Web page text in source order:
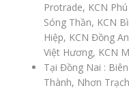
Protrade, KCN
Sóng Thần, KCN
Hiệp, KCN Đồng
Việt Hương, KCN
Tại Đồng Nai :
Thành, Nhơn